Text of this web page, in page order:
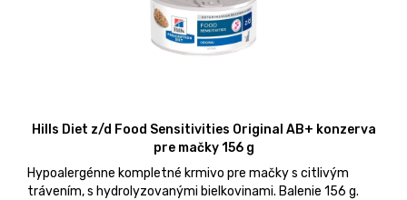
Hills Diet z/d Food Sensitivities Original AB+ konzerva
pre mačky 156 g
Hypoalergénne kompletné krmivo pre mačky s citlivým
trávením, s hydrolyzovanými bielkovinami. Balenie 156 g.